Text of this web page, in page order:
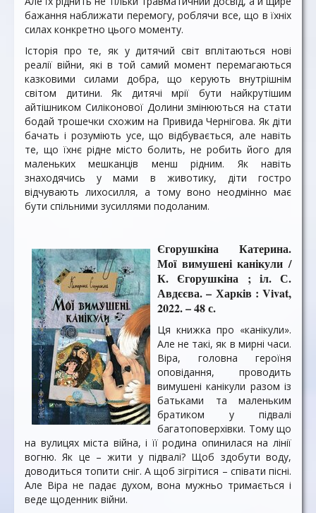
бажання наближати перемогу, роблячи все, що в їхніх
силах конкретно цього моменту.
Історія про те, як у дитячий світ вплітаються нові
реалії війни, які в той самий момент перемагаються
казковими силами добра, що керують внутрішнім
світом дитини. Як дитячі мрії бути найкрутішим
айтішником Силіконової Долини змінюються на стати
бодай трошечки схожим на Привида Чернігова. Як діти
бачать і розуміють усе, що відбувається, але навіть
те, що їхнє рідне місто болить, не робить його для
маленьких мешканців менш рідним. Як навіть
знаходячись у мами в животику, діти гостро
відчувають лихосилля, а тому воно неодмінно має
бути спільними зусиллями подоланим.
Єгорушкіна Катерина.
Мої вимушені канікули /
К. Єгорушкіна ; іл. С.
Авдєєва. – Харків : Vivat,
2022. – 48 с.
Ця книжка про «канікули».
Але не такі, як в мирні часи.
Віра, головна героїня
оповідання, проводить
вимушені канікули разом із
батьками та маленьким
братиком у підвалі
багатоповерхівки. Тому що
на вулицях міста війна, і її родина опинилася на лінії
вогню. Як це – жити у підвалі? Щоб здобути воду,
доводиться топити сніг. А щоб зігрітися – співати пісні.
Але Віра не падає духом, вона мужньо тримається і
веде щоденник війни.